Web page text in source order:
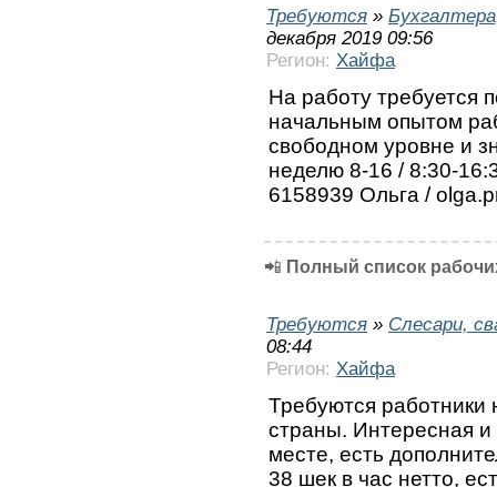
Требуются »
декабря 2019 09:56
Регион: Хайфа
На работу требуется
начальным опытом
свободном уровне и
неделю 8-16 / 8:30-
6158939 Ольга /
📲 Полный список
Требуются » Слесари,
08:44
Регион: Хайфа
Требуются работники
страны. Интересная
месте, есть
38 шек в час нетто,